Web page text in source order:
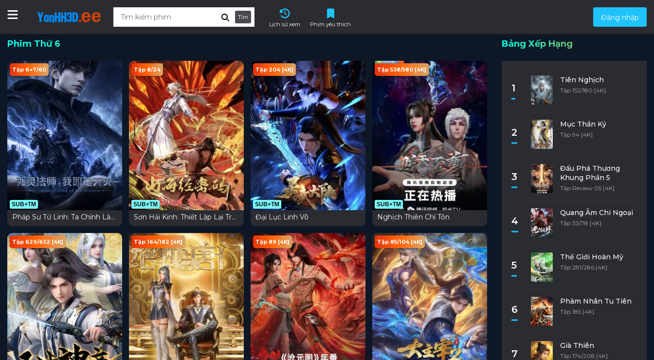
Tìm
Lịch sử xem
Phim yêu thích
Đăng nhập
Phim Thứ 6
SUB+TM
Tập 6+7/60
Pháp Sư Tử Linh: Ta Chính Là
Thiên Tai
SUB+TM
Tập 8/24
Sơn Hải Kinh: Thiết Lập Lại Trật
Tự
SUB+TM
Tập 204 [4K]
Đại Lục Linh Võ
SUB+TM
Tập 538/580 [4K]
Nghịch Thiên Chí Tôn
Tập 629/632 [4K] Tập 164/182 [4K] Tập 89 [4K] Tập 85/104 [4K]
Bảng Xếp Hạng
1
Tiên Nghịch
Tập 152/180 [4K]
2
Mục Thần Ký
Tập 94 [4K]
3
Đấu Phá Thương
Khung Phần 5
Tập Review 05 [4K]
4
Quang Âm Chi Ngoại
Tập 33/78 [4K]
5
Thế Giới Hoàn Mỹ
Tập 281/286 [4K]
6
Phàm Nhân Tu Tiên
Tập 185 [4K]
7
Già Thiên
Tập 174/208 [4K]